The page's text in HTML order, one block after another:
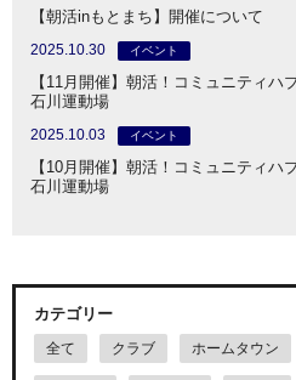
【朝活inもとまち】開催について
2025.10.30 イベント
【11月開催】朝活！コミュニティ
石川運動場
2025.10.03 イベント
【10月開催】朝活！コミュニティ
石川運動場
カテゴリー
全て クラブ ホームタウン